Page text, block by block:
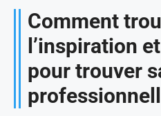
Comment
l’inspiration
pour trouver